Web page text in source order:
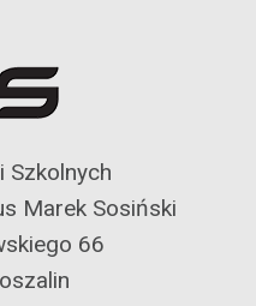
Szkolnych
Marek Sosiński
66